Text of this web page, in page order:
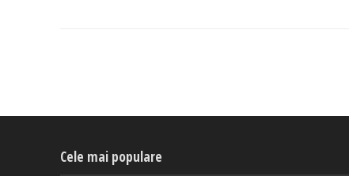
Cele mai populare